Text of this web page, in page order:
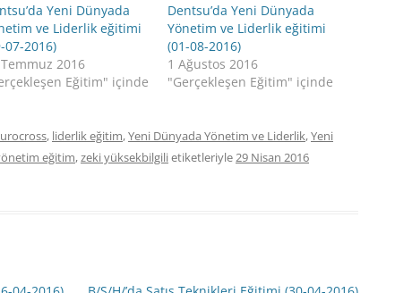
Yeni Dünyada
ve Liderlik eğitimi
07-2016)
2016
Eğitim" içinde
Dentsu’da Yeni Dünyada
Yönetim ve Liderlik eğitimi
(01-08-2016)
1 Ağustos 2016
"Gerçekleşen Eğitim" içinde
, liderlik eğitim,Yeni Dünyada Yönetim ve Liderlik,Yeni
eğitim,zeki yüksekbilgilietiketleriyle29 Nisan 2016